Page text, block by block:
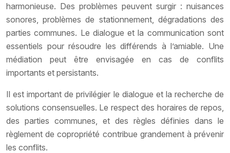
harmonieuse. Des problèmes peuvent surgir : nuisances
sonores, problèmes de stationnement, dégradations des
parties communes. Le dialogue et la communication sont
essentiels pour résoudre les différends à l’amiable. Une
médiation peut être envisagée en cas de conflits
importants et persistants.
Il est important de privilégier le dialogue et la recherche de
solutions consensuelles. Le respect des horaires de repos,
des parties communes, et des règles définies dans le
règlement de copropriété contribue grandement à prévenir
les conflits.